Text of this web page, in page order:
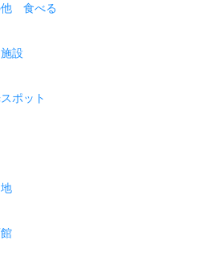
他 食べる
設
ポット